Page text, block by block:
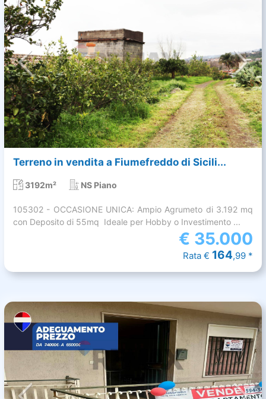
Terreno in vendita a Fiumefreddo di Sicili...
3192m² NS Piano
105302 - OCCASIONE UNICA: Ampio Agrumeto di 3.192 mq
con Deposito di 55mq  Ideale per Hobby o Investimento ...
€ 35.000
Rata € 164,99 *